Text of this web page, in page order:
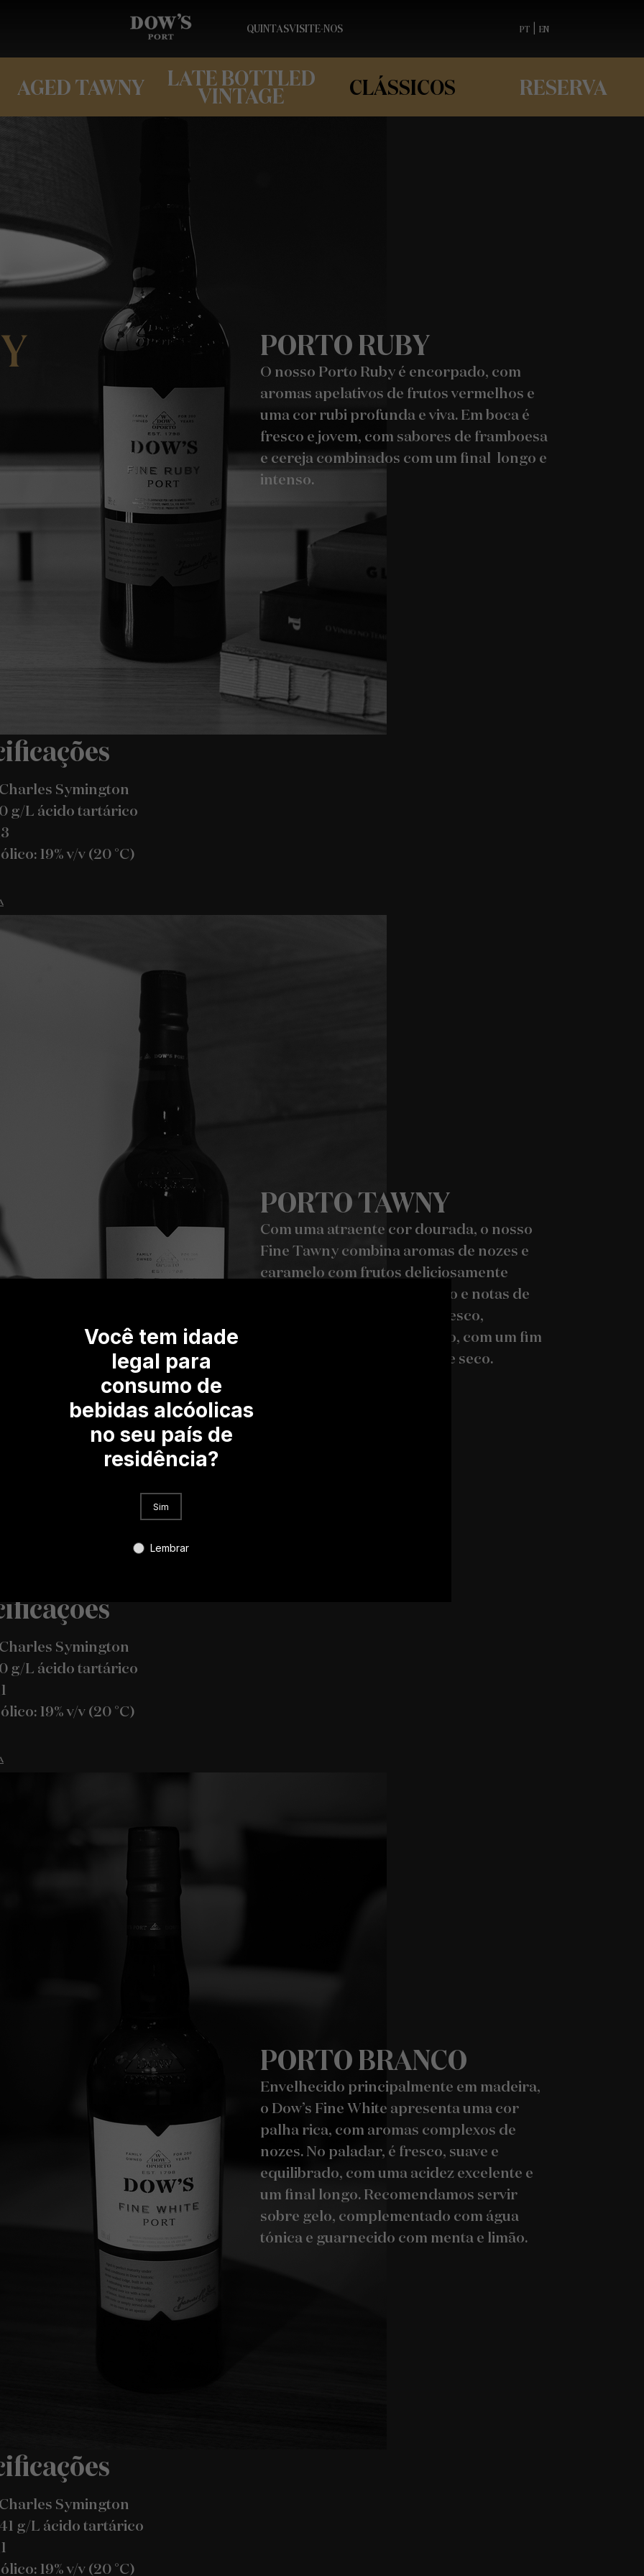
QUINTASVISITE-NOS PT EN
AGED TAWNY LATE BOTTLED
VINTAGE CLÁSSICOS RESERVA
PORTO RUBY
O nosso Porto Ruby é encorpado, com
aromas apelativos de frutos vermelhos e
uma cor rubi profunda e viva. Em boca é
fresco e jovem, com sabores de framboesa
e cereja combinados com um final longo e
intenso.
Symington
g/L ácido tartárico
19% v/v (20 °C)
PORTO TAWNY
Com uma atraente cor dourada, o nosso
Fine Tawny combina aromas de nozes e
caramelo com frutos deliciosamente
maduros, tais como damasco e notas de
uvas passas. No paladar é fresco,
aveludado e bem equilibrado, com um fim
de boca longo e ligeiramente seco.
Symington
g/L ácido tartárico
19% v/v (20 °C)
PORTO BRANCO
Envelhecido principalmente em madeira,
o Dow’s Fine White apresenta uma cor
palha rica, com aromas complexos de
nozes. No paladar, é fresco, suave e
equilibrado, com uma acidez excelente e
um final longo. Recomendamos servir
sobre gelo, complementado com água
tónica e guarnecido com menta e limão.
Symington
g/L ácido tartárico
19% v/v (20 °C)
Você tem idade
legal para
consumo de
bebidas alcóolicas
no seu país de
residência?
Sim
Lembrar